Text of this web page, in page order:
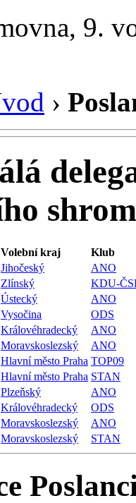
9.
›
Volební kraj
Klub
Jihočeský
ANO
Zlínský
KDU-
Ústecký
ANO
Vysočina
ODS
Královéhradecký
ANO
Moravskoslezský
ANO
Hlavní město Praha TOP09
Hlavní město Praha STAN
Plzeňský
ANO
Královéhradecký
ODS
Moravskoslezský
ANO
Moravskoslezský STAN